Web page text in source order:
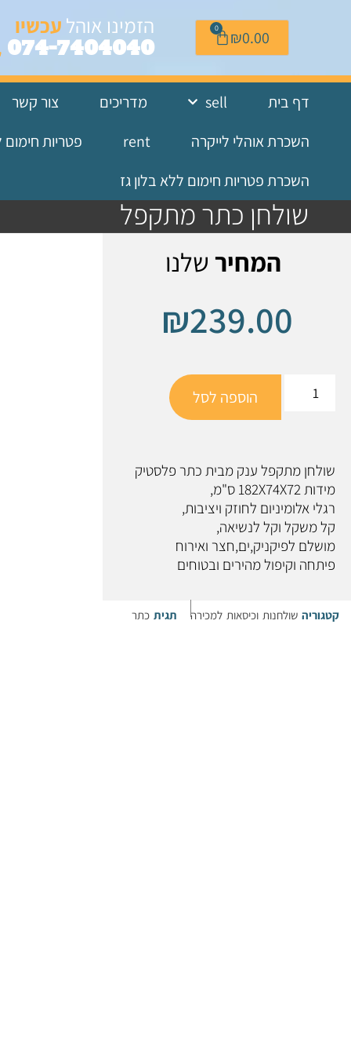
₪0.00
0 הזמינו אוהל עכשיו
074-7404040
דף בית sell מדריכים צור קשר
השכרת אוהלי לייקרה
rent פטריות
השכרת פטריות חימום ללא בלון גז
שולחן כתר מתקפל
המחיר שלנו
₪239.00
הוספה לסל
שולחן מתקפל ענק מבית כתר פלסטיק
מידות 182X74X72 ס"מ,
רגלי אלומיניום לחוזק ויציבות,
קל משקל וקל לנשיאה,
מושלם לפיקניק,ים,חצר ואירוח
פיתחה וקיפול מהירים ובטוחים
קטגוריה שולחנות וכיסאות למכירה תגית כתר